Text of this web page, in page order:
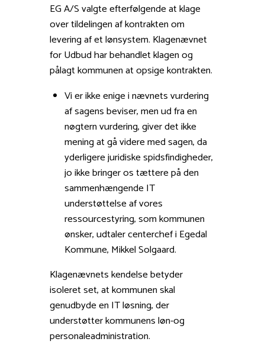
EG A/S valgte efterfølgende at klage
over tildelingen af kontrakten om
levering af et lønsystem. Klagenævnet
for Udbud har behandlet klagen og
pålagt kommunen at opsige kontrakten.
Vi er ikke enige i nævnets vurdering
af sagens beviser, men ud fra en
nøgtern vurdering, giver det ikke
mening at gå videre med sagen, da
yderligere juridiske spidsfindigheder,
jo ikke bringer os tættere på den
sammenhængende IT
understøttelse af vores
ressourcestyring, som kommunen
ønsker, udtaler centerchef i Egedal
Kommune, Mikkel Solgaard.
Klagenævnets kendelse betyder
isoleret set, at kommunen skal
genudbyde en IT løsning, der
understøtter kommunens løn-og
personaleadministration.